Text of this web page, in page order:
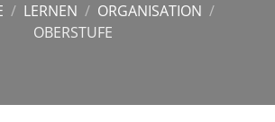
/ LERNEN / ORGANISATION /
OBERSTUFE